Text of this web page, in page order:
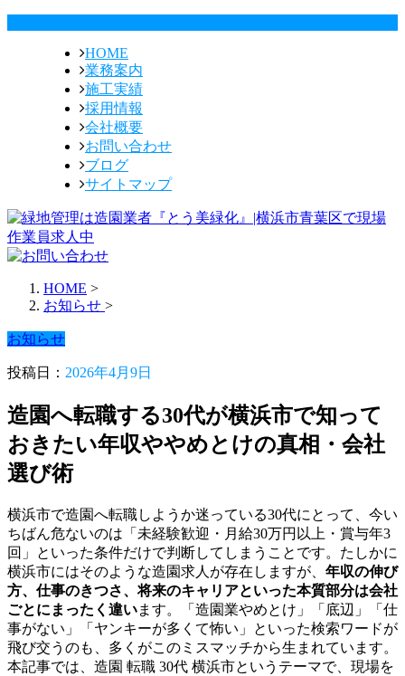
HOME
業務案内
施工実績
採用情報
会社概要
お問い合わせ
ブログ
サイトマップ
HOME >
お知らせ >
お知らせ
投稿日： 2026年4月9日
造園へ転職する30代が横浜市で知って
おきたい年収ややめとけの真相・会社
選び術
横浜市で造園へ転職しようか迷っている30代にとって、今い
ちばん危ないのは「未経験歓迎・月給30万円以上・賞与年3
回」といった条件だけで判断してしまうことです。たしかに
横浜市にはそのような造園求人が存在しますが、 年収の伸び
方、仕事のきつさ、将来のキャリアといった本質部分は会社
ごとにまったく違います。「造園業やめとけ」「底辺」「仕
事がない」「ヤンキーが多くて怖い」といった検索ワードが
飛び交うのも、多くがこのミスマッチから生まれています。
本記事では、造園 転職 30代 横浜市というテーマで、現場を